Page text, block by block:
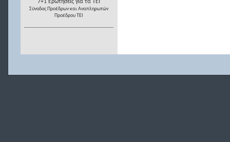
7+1 Ερωτήσεις για τα ΤΕΙ
Σύνοδος Προέδρων και Αναπληρωτών
Προέδρου ΤΕΙ